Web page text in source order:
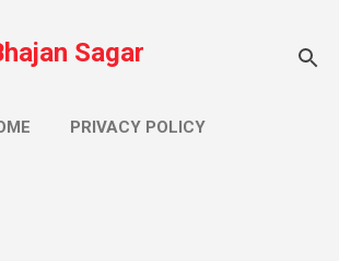
Sagar
PRIVACY POLICY